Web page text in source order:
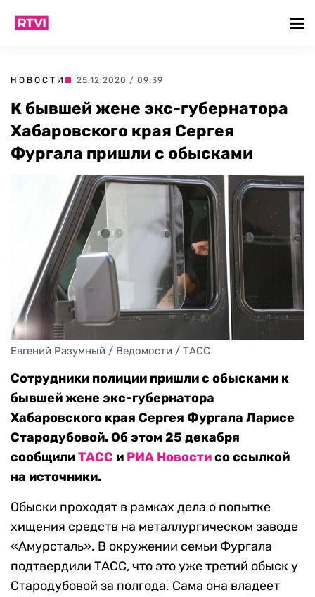
НОВОСТИ | 25.12.2020 / 09:39
К бывшей жене экс-губернатора
Хабаровского края Сергея
Фургала пришли с обысками
Евгений Разумный / Ведомости / ТАСС
Сотрудники полиции пришли с обысками к
бывшей жене экс-губернатора
Хабаровского края Сергея Фургала Ларисе
Стародубовой. Об этом 25 декабря
сообщилиТАСС и РИА Новостисо ссылкой
на источники.
Обыски проходят в рамках дела о попытке
хищения средств на металлургическом заводе
«Амурсталь». В окружении семьи Фургала
подтвердили ТАСС, что это уже третий обыск у
Стародубовой за полгода. Сама она владеет